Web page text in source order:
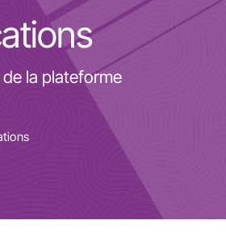
la plateforme